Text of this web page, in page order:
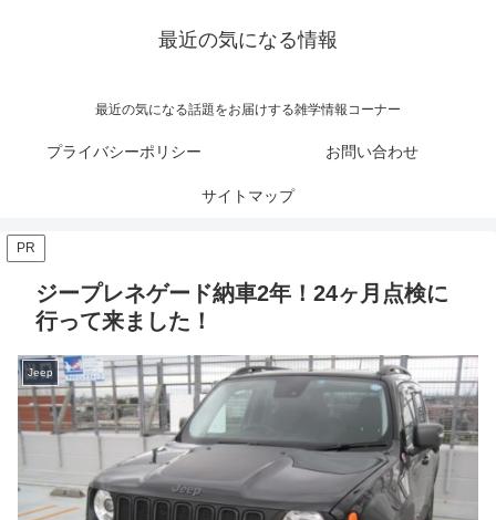
最近の気になる情報
最近の気になる話題をお届けする雑学情報コーナー
プライバシーポリシー お問い合わせ
サイトマップ
PR
ジープレネゲード納車2年！24ヶ月点検に
行って来ました！
Jeep